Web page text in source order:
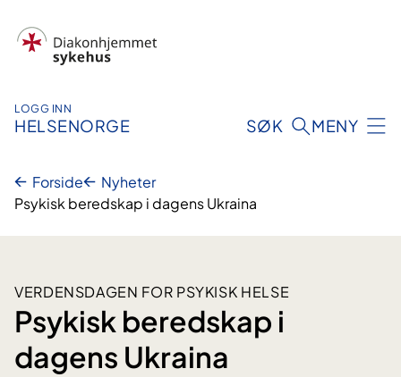
innhold
LOGG INN
HELSENORGE SØK MENY
Forside
Nyheter
Psykisk beredskap i dagens Ukraina
VERDENSDAGEN FOR PSYKISK HELSE
Psykisk beredskap i
dagens Ukraina